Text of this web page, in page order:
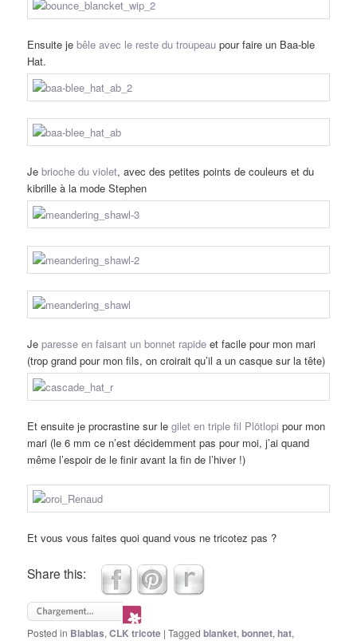
Ensuite jebêle avec le reste du troupeau pour faire un Baa-ble
Hat.
Je brioche du violet, avec des petites points de couleurs et du
kibrille à la mode Stephen
Jeparesse en faisant un bonnet rapide et facile pour mon mari
(trop grand pour mon fils, on croirait qu’il a un casque sur la tête)
Et ensuite je procrastine sur legilet en triple fil Plötlopi pour mon
mari (le 6 mm ce n’est décidemment pas pour moi, j’ai quand
même l’espoir de le finir avant la fin de l’hiver !)
Et vous vous faites quoi quand vous ne tricotez pas ?
Share this:
Posted in Blablas,CLK tricote |Tagged blanket,bonnet,hat,